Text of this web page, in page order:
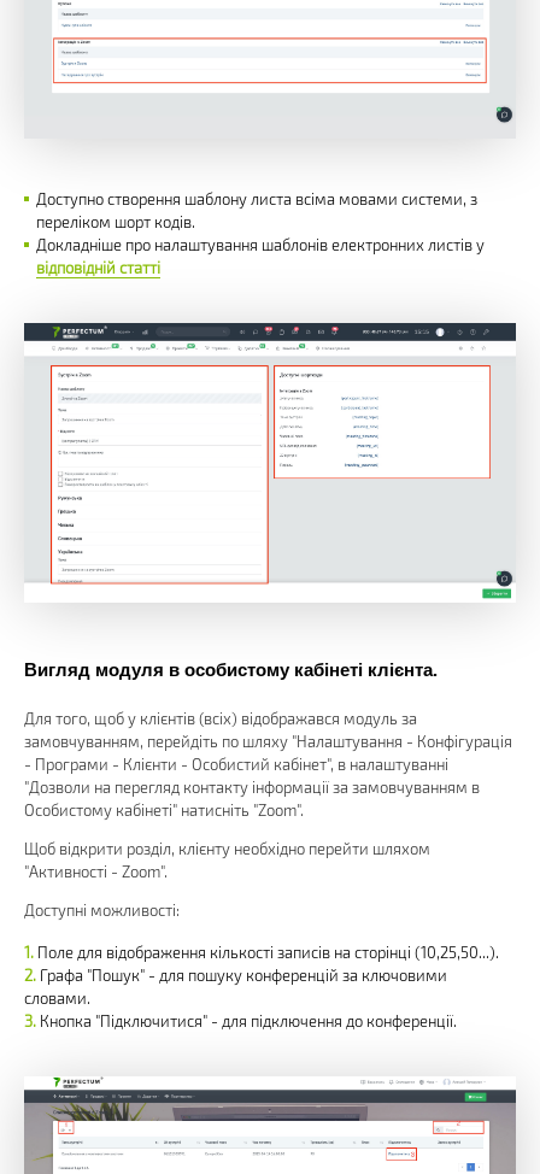
Доступно створення шаблону листа всіма мовами системи, з
переліком шорт кодів.
Докладніше про налаштування шаблонів електронних листів у
відповідній статті
Вигляд модуля в особистому кабінеті клієнта.
Для того, щоб у клієнтів (всіх) відображався модуль за
замовчуванням, перейдіть по шляху "Налаштування - Конфігурація
- Програми - Клієнти - Особистий кабінет", в налаштуванні
"Дозволи на перегляд контакту інформації за замовчуванням в
Особистому кабінеті" натисніть "Zoom".
Щоб відкрити розділ, клієнту необхідно перейти шляхом
"Активності - Zoom".
Доступні можливості:
Поле для відображення кількості записів на сторінці (10,25,50...).
Графа "Пошук" - для пошуку конференцій за ключовими
словами.
Кнопка "Підключитися" - для підключення до конференції.